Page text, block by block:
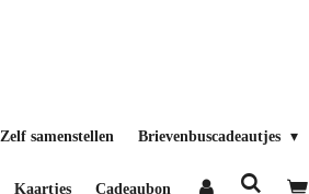
Zelf samenstellen Brievenbuscadeautjes
Kaartjes Cadeaubon